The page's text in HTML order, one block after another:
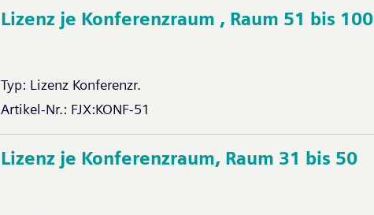
Lizenz je Konferenzraum , Raum 51 bis 100
Typ: Lizenz Konferenzr.
Artikel-Nr.: FJX:KONF-51
Lizenz je Konferenzraum, Raum 31 bis 50